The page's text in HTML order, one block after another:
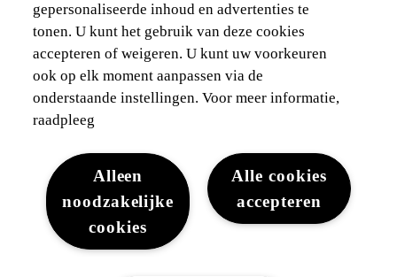
Ontdek Lexus
Wettelijke vermelding
JuridischCookiesWLTP Gegevensbescherming
Lexus-België © 2026
gepersonaliseerde inhoud en advertenties te
tonen. U kunt het gebruik van deze cookies
accepteren of weigeren. U kunt uw voorkeuren
ook op elk moment aanpassen via de
onderstaande instellingen. Voor meer informatie,
raadpleeg
Alle cookies
accepteren
Alleen
noodzakelijke
cookies